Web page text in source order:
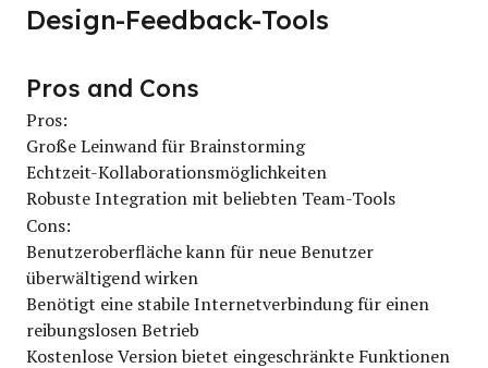
Design-Feedback-Tools
Pros and Cons
Pros:
Große Leinwand für Brainstorming
Echtzeit-Kollaborationsmöglichkeiten
Robuste Integration mit beliebten Team-Tools
Cons:
Benutzeroberfläche kann für neue Benutzer
überwältigend wirken
Benötigt eine stabile Internetverbindung für einen
reibungslosen Betrieb
Kostenlose Version bietet eingeschränkte Funktionen